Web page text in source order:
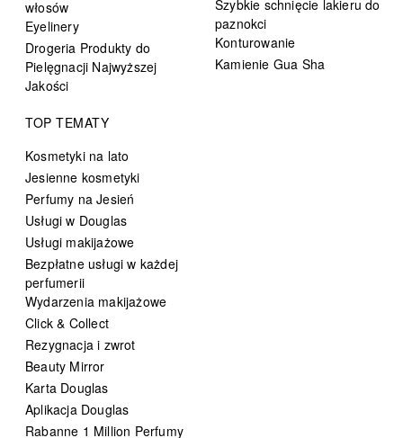
włosów
Eyelinery
Drogeria Produkty do
Pielęgnacji Najwyższej
Jakości
Szybkie schnięcie lakieru do
paznokci
Konturowanie
Kamienie Gua Sha
TOP TEMATY
Kosmetyki na lato
Jesienne kosmetyki
Perfumy na Jesień
Usługi w Douglas
Usługi makijażowe
Bezpłatne usługi w każdej
perfumerii
Wydarzenia makijażowe
Click & Collect
Rezygnacja i zwrot
Beauty Mirror
Karta Douglas
Aplikacja Douglas
Rabanne 1 Million Perfumy